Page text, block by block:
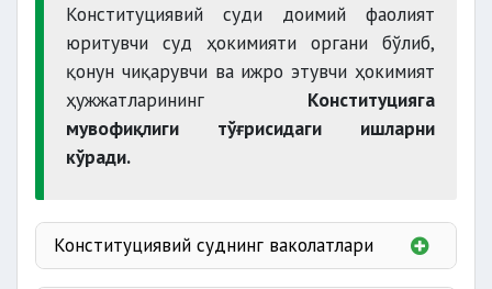
Конституциявий суди доимий фаолият
юритувчи суд ҳокимияти органи бўлиб,
қонун чиқарувчи ва ижро этувчи ҳокимият
ҳужжатларининг Конституцияга
мувофиқлиги тўғрисидаги ишларни
кўради.
Конституциявий суднинг ваколатлари